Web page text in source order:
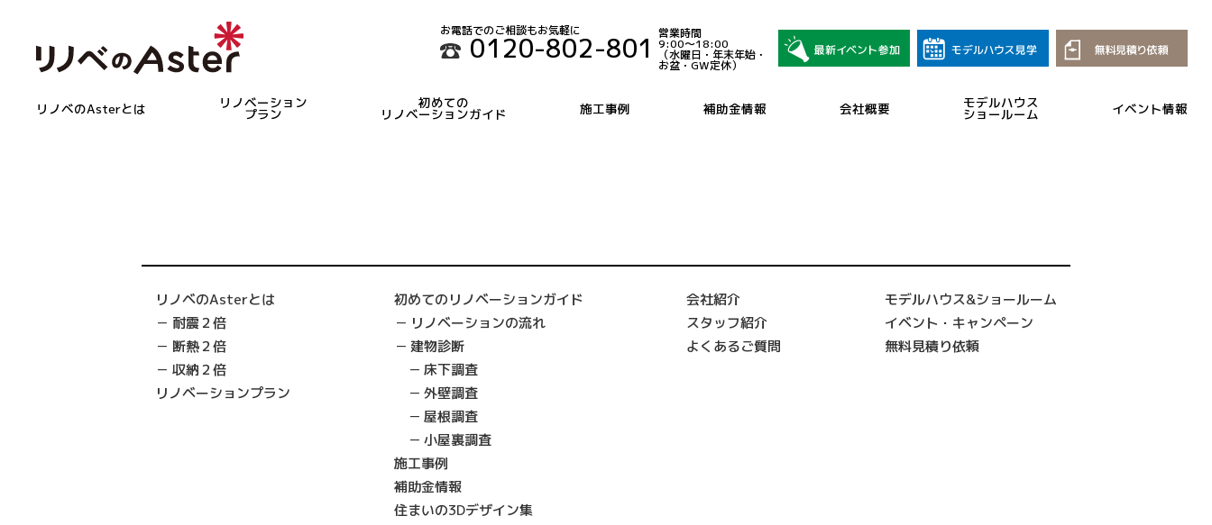
お電話でのご相談もお気軽に
0120-802-801 営業時間
9:00～18:00
（水曜日・年末年始・
お盆・GW定休）
リノベのAsterとは リノベーション
プラン
初めての
リノベーションガイド 施工事例 補助金情報 会社概要 モデルハウス
ショールーム イベント情報
リノベのAsterとは
耐震２倍
断熱２倍
収納２倍
リノベーションプラン
初めてのリノベーションガイド
リノベーションの流れ
建物診断
床下調査
外壁調査
屋根調査
小屋裏調査
施工事例
補助金情報
住まいの3Dデザイン集
会社紹介
スタッフ紹介
よくあるご質問
モデルハウス&ショールーム
イベント・キャンペーン
無料見積り依頼